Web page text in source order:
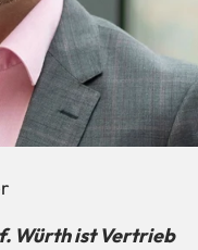
Würth ist Vertrieb